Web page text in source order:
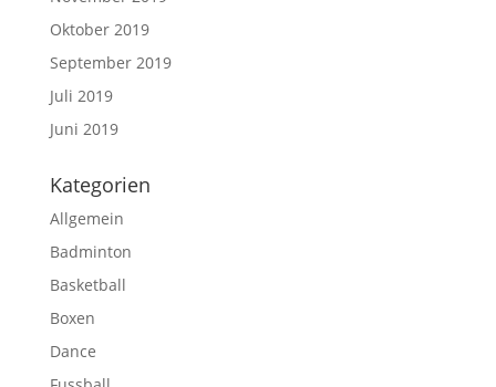
Oktober 2019
September 2019
Juli 2019
Juni 2019
Kategorien
Allgemein
Badminton
Basketball
Boxen
Dance